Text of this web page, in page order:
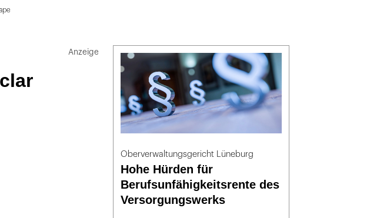
Oberverwaltungsgericht Lüneburg
Hohe Hürden für
Berufsunfähigkeitsrente des
Versorgungswerks